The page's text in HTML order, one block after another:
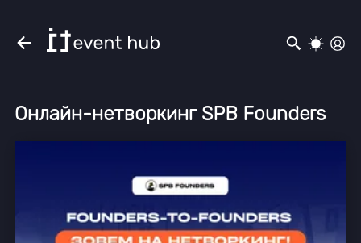
Онлайн-нетворкинг SPB Founders